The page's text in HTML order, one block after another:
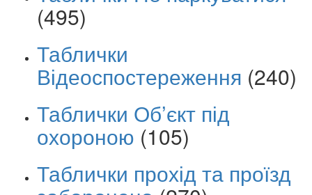
(495)
Таблички
Відеоспостереження (240)
Таблички Об’єкт під
охороною (105)
Таблички прохід та проїзд